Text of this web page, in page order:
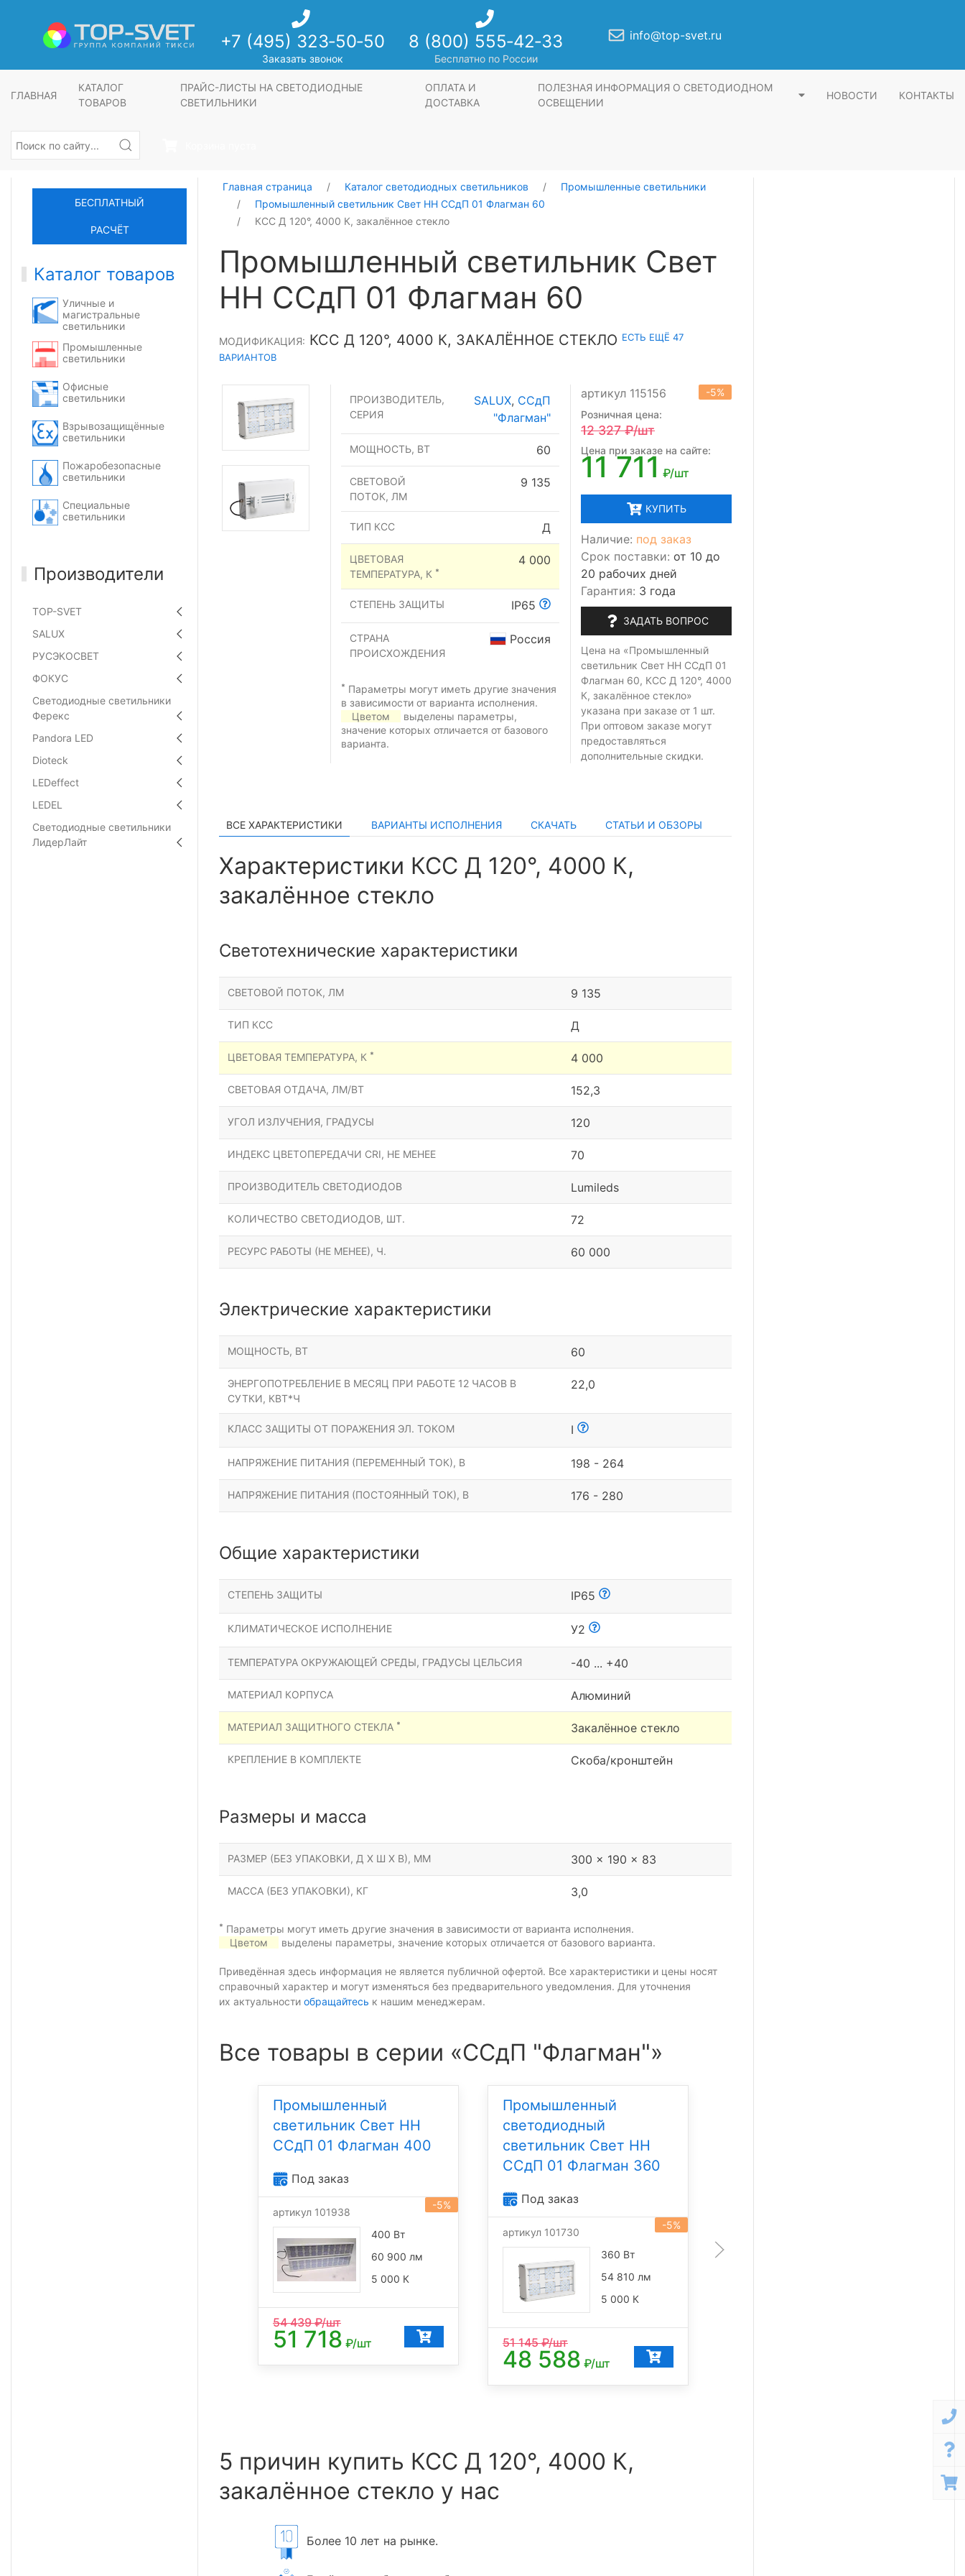
+7 (495) 323‑50‑50
Заказать звонок
8 (800) 555‑42‑33
Бесплатно по России
info@top-svet.ru
ГЛАВНАЯ
КАТАЛОГ
ТОВАРОВ
ПРАЙС-ЛИСТЫ НА СВЕТОДИОДНЫЕ
СВЕТИЛЬНИКИ
ОПЛАТА И
ДОСТАВКА
ПОЛЕЗНАЯ ИНФОРМАЦИЯ О СВЕТОДИОДНОМ
ОСВЕЩЕНИИ
НОВОСТИ КОНТАКТЫ
БЕСПЛАТНЫЙ
РАСЧЁТ
Каталог товаров
Уличные и
магистральные
светильники
Промышленные
светильники
Офисные
светильники
Взрывозащищённые
светильники
Пожаробезопасные
светильники
Специальные
светильники
Производители
TOP-SVET
SALUX
РУСЭКОСВЕТ
ФОКУС
Светодиодные светильники
Ферекс
Pandora LED
Dioteck
LEDeffect
LEDEL
Светодиодные светильники
ЛидерЛайт
Главная страница Каталог светодиодных светильников
Промышленные светильники
Промышленный светильник Свет НН ССдП 01 Флагман 60
КСС Д 120°, 4000 К, закалённое стекло
Промышленный светильник Свет
НН ССдП 01 Флагман 60
МОДИФИКАЦИЯ: КСС Д 120°, 4000 К, ЗАКАЛЁННОЕ СТЕКЛО ЕСТЬ ЕЩЁ 47
ВАРИАНТОВ
ПРОИЗВОДИТЕЛЬ,
СЕРИЯ
SALUX, ССдП
"Флагман"
МОЩНОСТЬ, ВТ 60
СВЕТОВОЙ
ПОТОК, ЛМ
9 135
ТИП КСС Д
ЦВЕТОВАЯ
ТЕМПЕРАТУРА, К *
4 000
СТЕПЕНЬ ЗАЩИТЫ IP65
СТРАНА
ПРОИСХОЖДЕНИЯ
Россия
* Параметры могут иметь другие значения
в зависимости от варианта исполнения.
Цветом
выделены параметры,
значение которых отличается от базового
варианта.
артикул 115156
-5%
Розничная цена:
12 327₽/шт
Цена при заказе на сайте:
11 711 ₽/шт
КУПИТЬ
Наличие: под заказ
Срок поставки: от 10 до
20 рабочих дней
Гарантия: 3 года
ЗАДАТЬ ВОПРОС
Цена на «Промышленный
светильник Свет НН ССдП 01
Флагман 60, КСС Д 120°, 4000
К, закалённое стекло»
указана при заказе от 1 шт.
При оптовом заказе могут
предоставляться
дополнительные скидки.
ВСЕ ХАРАКТЕРИСТИКИ ВАРИАНТЫ ИСПОЛНЕНИЯ СКАЧАТЬ СТАТЬИ И ОБЗОРЫ
Характеристики КСС Д 120°, 4000 К,
закалённое стекло
Светотехнические характеристики
СВЕТОВОЙ ПОТОК, ЛМ 9 135
ТИП КСС Д
ЦВЕТОВАЯ ТЕМПЕРАТУРА, К * 4 000
СВЕТОВАЯ ОТДАЧА, ЛМ/ВТ 152,3
УГОЛ ИЗЛУЧЕНИЯ, ГРАДУСЫ 120
ИНДЕКС ЦВЕТОПЕРЕДАЧИ CRI, НЕ МЕНЕЕ 70
ПРОИЗВОДИТЕЛЬ СВЕТОДИОДОВ Lumileds
КОЛИЧЕСТВО СВЕТОДИОДОВ, ШТ. 72
РЕСУРС РАБОТЫ (НЕ МЕНЕЕ), Ч. 60 000
Электрические характеристики
МОЩНОСТЬ, ВТ 60
ЭНЕРГОПОТРЕБЛЕНИЕ В МЕСЯЦ ПРИ РАБОТЕ 12 ЧАСОВ В
СУТКИ, КВТ*Ч
22,0
КЛАСС ЗАЩИТЫ ОТ ПОРАЖЕНИЯ ЭЛ. ТОКОМ I
НАПРЯЖЕНИЕ ПИТАНИЯ (ПЕРЕМЕННЫЙ ТОК), В 198 - 264
НАПРЯЖЕНИЕ ПИТАНИЯ (ПОСТОЯННЫЙ ТОК), В 176 - 280
Общие характеристики
СТЕПЕНЬ ЗАЩИТЫ IP65
КЛИМАТИЧЕСКОЕ ИСПОЛНЕНИЕ У2
ТЕМПЕРАТУРА ОКРУЖАЮЩЕЙ СРЕДЫ, ГРАДУСЫ ЦЕЛЬСИЯ -40 ... +40
МАТЕРИАЛ КОРПУСА Алюминий
МАТЕРИАЛ ЗАЩИТНОГО СТЕКЛА * Закалённое стекло
КРЕПЛЕНИЕ В КОМПЛЕКТЕ Скоба/кронштейн
Размеры и масса
РАЗМЕР (БЕЗ УПАКОВКИ, Д Х Ш Х В), ММ 300 x 190 x 83
МАССА (БЕЗ УПАКОВКИ), КГ 3,0
* Параметры могут иметь другие значения в зависимости от варианта исполнения.
Цветом
выделены параметры, значение которых отличается от базового варианта.
Приведённая здесь информация не является публичной офертой. Все характеристики и цены носят
справочный характер и могут изменяться без предварительного уведомления. Для уточнения
их актуальности обращайтесь к нашим менеджерам.
Все товары в серии «ССдП "Флагман"»
Промышленный
светильник Свет НН
ССдП 01 Флагман 400
Под заказ
-5%
артикул 101938
400 Вт
60 900 лм
5 000 К
54 439₽/шт
51 718 ₽/шт
Промышленный
светодиодный
светильник Свет НН
ССдП 01 Флагман 360
Под заказ
-5%
артикул 101730
360 Вт
54 810 лм
5 000 К
51 145₽/шт
48 588 ₽/шт
5 причин купить КСС Д 120°, 4000 К,
закалённое стекло у нас
Более 10 лет на рынке.